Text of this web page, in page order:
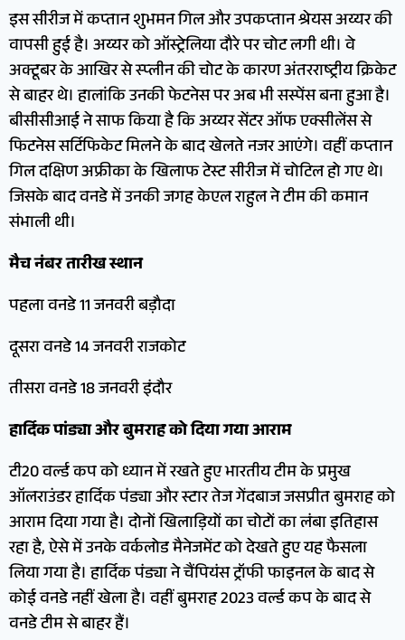
इस सीरीज में कप्तान शुभमन गिल और उपकप्तान श्रेयस अय्यर की
वापसी हुई है। अय्यर को ऑस्ट्रेलिया दौरे पर चोट लगी थी। वे
अक्टूबर के आखिर से स्प्लीन की चोट के कारण अंतरराष्ट्रीय क्रिकेट
से बाहर थे। हालांकि उनकी फेटनेस पर अब भी सस्पेंस बना हुआ है।
बीसीसीआई ने साफ किया है कि अय्यर सेंटर ऑफ एक्सीलेंस से
फिटनेस सर्टिफिकेट मिलने के बाद खेलते नजर आएंगे। वहीं कप्तान
गिल दक्षिण अफ्रीका के खिलाफ टेस्ट सीरीज में चोटिल हो गए थे।
जिसके बाद वनडे में उनकी जगह केएल राहुल ने टीम की कमान
संभाली थी।
मैच नंबर तारीख स्थान
पहला वनडे 11 जनवरी बड़ौदा
दूसरा वनडे 14 जनवरी राजकोट
तीसरा वनडे 18 जनवरी इंदौर
हार्दिक पांड्या और बुमराह को दिया गया आराम
टी20 वर्ल्ड कप को ध्यान में रखते हुए भारतीय टीम के प्रमुख
ऑलराउंडर हार्दिक पंड्या और स्टार तेज गेंदबाज जसप्रीत बुमराह को
आराम दिया गया है। दोनों खिलाड़ियों का चोटों का लंबा इतिहास
रहा है, ऐसे में उनके वर्कलोड मैनेजमेंट को देखते हुए यह फैसला
लिया गया है। हार्दिक पंड्या ने चैंपियंस ट्रॉफी फाइनल के बाद से
कोई वनडे नहीं खेला है। वहीं बुमराह 2023 वर्ल्ड कप के बाद से
वनडे टीम से बाहर हैं।